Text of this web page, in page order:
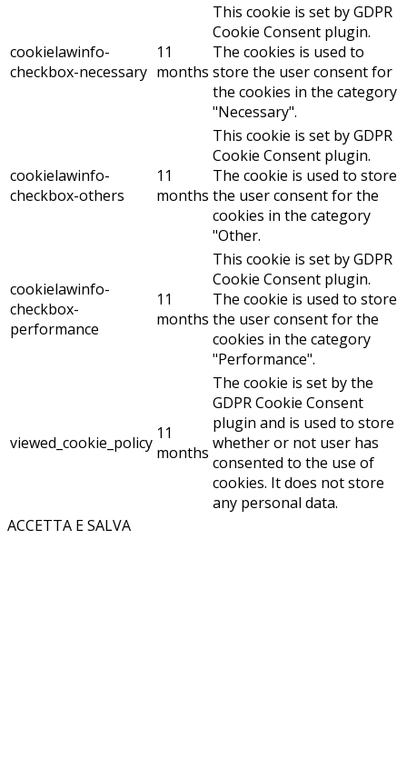
cookielawinfo-
checkbox-necessary
11
months
This cookie is set by GDPR
Cookie Consent plugin.
The cookies is used to
store the user consent for
the cookies in the category
"Necessary".
cookielawinfo-
checkbox-others
11
months
This cookie is set by GDPR
Cookie Consent plugin.
The cookie is used to store
the user consent for the
cookies in the category
"Other.
cookielawinfo-
checkbox-
performance
11
months
This cookie is set by GDPR
Cookie Consent plugin.
The cookie is used to store
the user consent for the
cookies in the category
"Performance".
viewed_cookie_policy 11
months
The cookie is set by the
GDPR Cookie Consent
plugin and is used to store
whether or not user has
consented to the use of
cookies. It does not store
any personal data.
ACCETTA E SALVA